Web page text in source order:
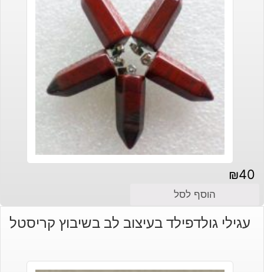
₪40
הוסף לסל
עגילי גולדפילד בעיצוב לב בשיבוץ קריסטל